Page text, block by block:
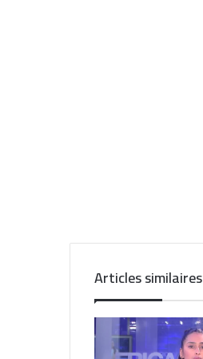
Articles similaires